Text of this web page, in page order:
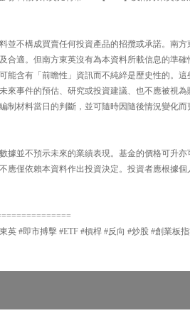
並不構成買賣任何投資產品的招攬或承諾。南
合適。但南方東英沒有為本資料所載信息的準
能含有「前瞻性」資訊而不純綷是歷史性的。
來事件的預估、研究或投資建議、也不應被視
制材料當日的判斷，並可隨時因隨後情況變化而
據並不預示未來的業績表現。基金的價格可升
應僅依賴本資料作出投資決定。投資者應根據
英 #即市搏擊 #ETF #槓桿 #反向 #炒股 #創業板